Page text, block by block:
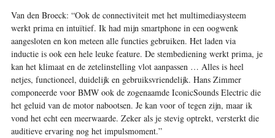
Van den Broeck: “Ook de connectiviteit met het multimediasysteem
werkt prima en intuïtief. Ik had mijn smartphone in een oogwenk
aangesloten en kon meteen alle functies gebruiken. Het laden via
inductie is ook een hele leuke feature. De stembediening werkt prima, je
kan het klimaat en de zetelinstelling vlot aanpassen … Alles is heel
netjes, functioneel, duidelijk en gebruiksvriendelijk. Hans Zimmer
componeerde voor BMW ook de zogenaamde IconicSounds Electric die
het geluid van de motor nabootsen. Je kan voor of tegen zijn, maar ik
vond het echt een meerwaarde. Zeker als je stevig optrekt, versterkt die
auditieve ervaring nog het impulsmoment.”